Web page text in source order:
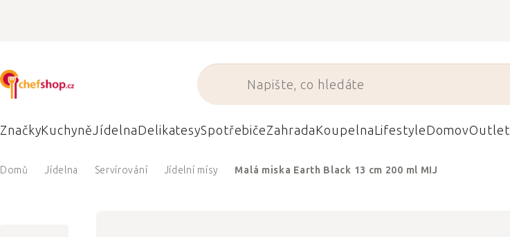
ZnačkyKuchyněJídelnaDelikatesySpotřebičeZahradaKoupelnaLifestyleDomovOutlet
Domů Jídelna Servírování Jídelní mísy Malá miska Earth Black 13 cm 200 ml MIJ